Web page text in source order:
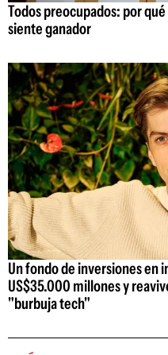
Todos preocupados: por
siente ganador
Un fondo de inversiones
US$35.000 millones y
"burbuja tech"